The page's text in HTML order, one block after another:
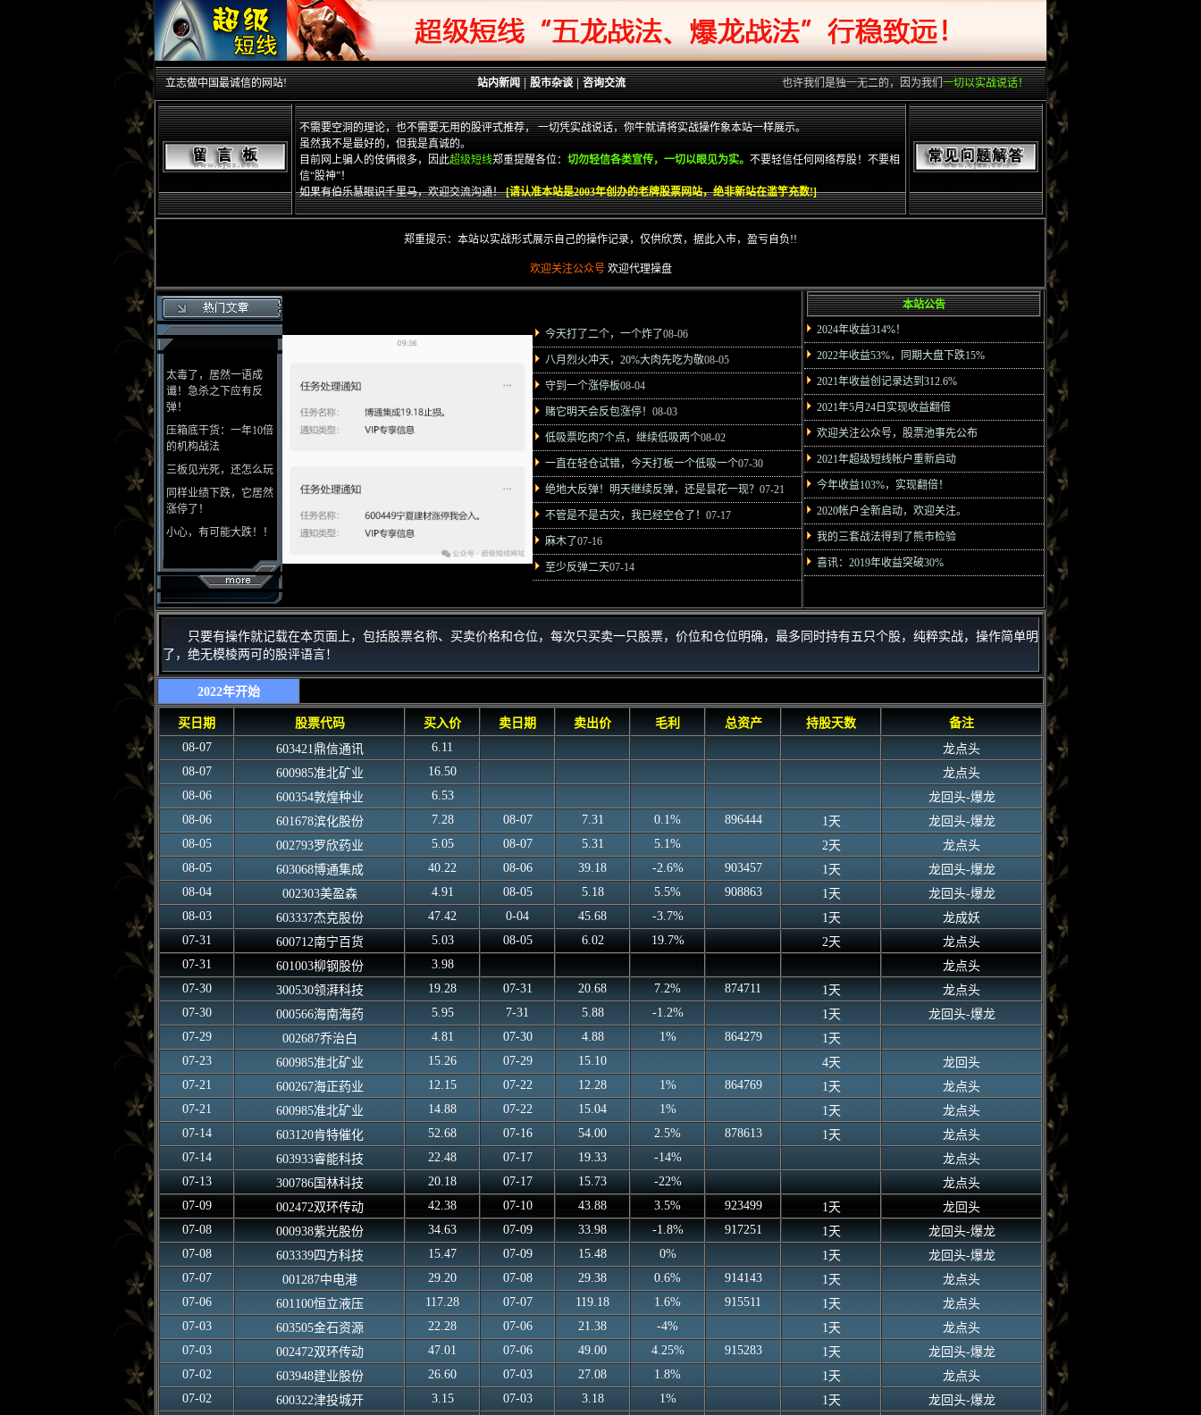
立志做中国最诚信的网站! 站内新闻|股市杂谈|咨询交流 也许我们是独一无二的，因为我们一切以实战说话！
不需要空洞的理论，也不需要无用的股评式推荐， 一切凭实战说话，你牛就请将实战操作象本站一样展示。
虽然我不是最好的，但我是真诚的。
目前网上骗人的伎俩很多，因此超级短线郑重提醒各位： 切勿轻信各类宣传，一切以眼见为实。 不要轻信任何网络荐股！不要相
信“股神”！
如果有伯乐慧眼识千里马，欢迎交流沟通！ [请认准本站是2003年创办的老牌股票网站，绝非新站在滥竽充数!]
郑重提示：本站以实战形式展示自己的操作记录，仅供欣赏，据此入市，盈亏自负!!
欢迎关注公众号欢迎代理操盘
太毒了，居然一语成
谶！急杀之下应有反
弹！
压箱底干货：一年10倍
的机构战法
三板见光死，还怎么玩
同样业绩下跌，它居然
涨停了！
小心，有可能大跌！！
今天打了二个，一个炸了08-06
八月烈火冲天，20%大肉先吃为敬08-05
守到一个涨停板08-04
赌它明天会反包涨停！ 08-03
低吸票吃肉7个点，继续低吸两个08-02
一直在轻仓试错，今天打板一个低吸一个07-30
绝地大反弹！明天继续反弹，还是昙花一现？ 07-21
不管是不是古灾，我已经空仓了！ 07-17
麻木了07-16
至少反弹二天07-14
本站公告
2024年收益314%！
2022年收益53%，同期大盘下跌15%
2021年收益创记录达到312.6%
2021年5月24日实现收益翻倍
欢迎关注公众号，股票池事先公布
2021年超级短线帐户重新启动
今年收益103%，实现翻倍！
2020帐户全新启动，欢迎关注。
我的三套战法得到了熊市检验
喜讯：2019年收益突破30%
只要有操作就记载在本页面上，包括股票名称、买卖价格和仓位，每次只买卖一只股票，价位和仓位明确，最多同时持有五只个股，纯粹实战，操作简单明
了，绝无模棱两可的股评语言！
2022年开始
买日期 股票代码 买入价 卖日期 卖出价 毛利 总资产 持股天数
备注
08-07
603421鼎信通讯 6.11
龙点头
08-07
600985准北矿业 16.50
龙点头
08-06
600354敦煌种业 6.53
龙回头-爆龙
08-06
601678滨化股份 7.28 08-07 7.31 0.1% 896444 1天
龙回头-爆龙
08-05
002793罗欣药业 5.05 08-07 5.31 5.1% 2天
龙点头
08-05
603068博通集成 40.22 08-06 39.18 -2.6% 903457 1天
龙回头-爆龙
08-04
002303美盈森 4.91 08-05 5.18 5.5% 908863 1天
龙回头-爆龙
08-03
603337杰克股份 47.42 0-04 45.68 -3.7% 1天
龙成妖
07-31
600712南宁百货 5.03 08-05 6.02 19.7% 2天
龙点头
07-31
601003柳钢股份 3.98
龙点头
07-30
300530领湃科技 19.28 07-31 20.68 7.2% 874711 1天
龙点头
07-30
000566海南海药 5.95 7-31 5.88 -1.2% 1天
龙回头-爆龙
07-29
002687乔治白 4.81 07-30 4.88 1% 864279
1天
07-23
600985准北矿业 15.26 07-29 15.10 4天
龙回头
07-21
600267海正药业 12.15 07-22 12.28 1% 864769 1天
龙点头
07-21
600985准北矿业 14.88 07-22 15.04 1% 1天
龙点头
07-14
603120肯特催化 52.68 07-16 54.00 2.5% 878613 1天
龙点头
07-14
603933睿能科技 22.48 07-17 19.33 -14%
龙点头
07-13
300786国林科技 20.18 07-17 15.73 -22%
龙点头
07-09
002472双环传动 42.38 07-10 43.88 3.5% 923499 1天
龙回头
07-08
000938紫光股份 34.63 07-09 33.98 -1.8% 917251 1天
龙回头-爆龙
07-08
603339四方科技 15.47 07-09 15.48 0% 1天
龙回头-爆龙
07-07
001287中电港 29.20 07-08 29.38 0.6% 914143 1天
龙点头
07-06
601100恒立液压 117.28 07-07 119.18 1.6% 915511 1天
龙点头
07-03
603505金石资源 22.28 07-06 21.38 -4% 1天
龙点头
07-03
002472双环传动 47.01 07-06 49.00 4.25% 915283 1天
龙回头-爆龙
07-02
603948建业股份 26.60 07-03 27.08 1.8% 1天
龙点头
07-02
600322津投城开 3.15 07-03 3.18 1% 1天
龙回头-爆龙